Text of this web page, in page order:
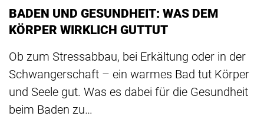
BADEN UND GESUNDHEIT: WAS DEM
KÖRPER WIRKLICH GUTTUT
Ob zum Stressabbau, bei Erkältung oder in der
Schwangerschaft – ein warmes Bad tut Körper
und Seele gut. Was es dabei für die Gesundheit
beim Baden zu…